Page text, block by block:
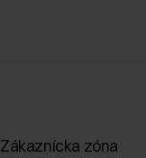
Zákaznícka zóna